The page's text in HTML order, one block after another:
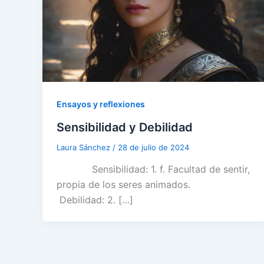
Ensayos y reflexiones
Sensibilidad y Debilidad
Laura Sánchez / 28 de julio de 2024
Sensibilidad: 1. f. Facultad de sentir,
propia de los seres animados.
Debilidad: 2. […]